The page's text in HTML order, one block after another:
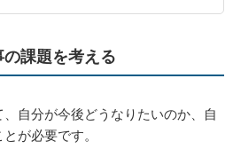
の課題を考える
自分が今後どうなりたいのか、自
が必要です。